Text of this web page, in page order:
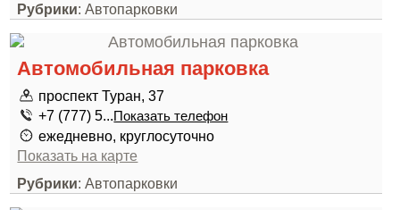
Рубрики: Автопарковки
Автомобильная парковка
проспект Туран, 37
+7 (777) 5...Показать телефон
ежедневно, круглосуточно
Показать на карте
Рубрики: Автопарковки